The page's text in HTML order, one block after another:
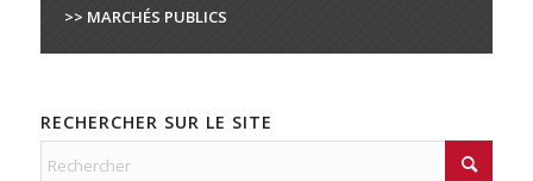
>> MARCHÉS PUBLICS
RECHERCHER SUR LE SITE